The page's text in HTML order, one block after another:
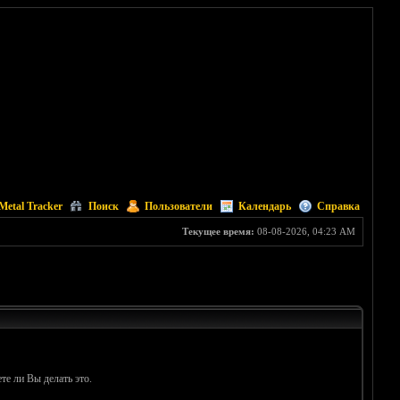
Tracker Поиск Пользователи Календарь Справка
Текущее время: 08-08-2026, 04:23 AM
ли Вы делать это.